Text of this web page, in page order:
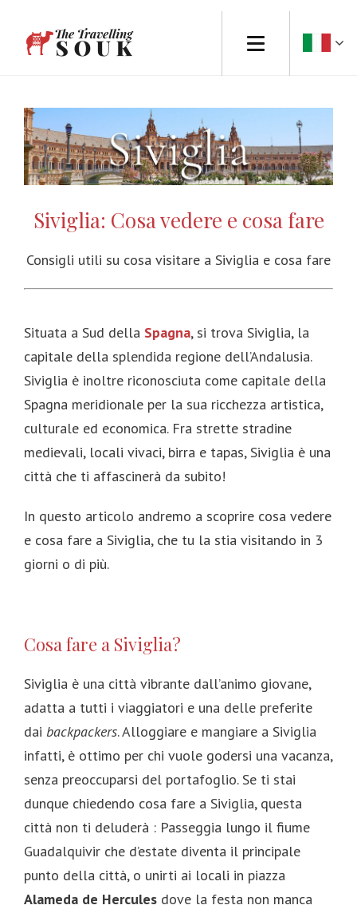
Siviglia: Cosa vedere e cosa fare
Consigli utili su cosa visitare a Siviglia e cosa fare
Situata a Sud della Spagna, si trova Siviglia, la
capitale della splendida regione dell’Andalusia.
Siviglia è inoltre riconosciuta come capitale della
Spagna meridionale per la sua ricchezza artistica,
culturale ed economica. Fra strette stradine
medievali, locali vivaci, birra e tapas, Siviglia è una
città che ti affascinerà da subito!
In questo articolo andremo a scoprire cosa vedere
e cosa fare a Siviglia, che tu la stia visitando in 3
giorni o di più.
Cosa fare a Siviglia?
Siviglia è una città vibrante dall’animo giovane,
adatta a tutti i viaggiatori e una delle preferite
dai backpackers. Alloggiare e mangiare a Siviglia
infatti, è ottimo per chi vuole godersi una vacanza,
senza preoccuparsi del portafoglio. Se ti stai
dunque chiedendo cosa fare a Siviglia, questa
città non ti deluderà : Passeggia lungo il fiume
Guadalquivir che d’estate diventa il principale
punto della città, o unirti ai locali in piazza
Alameda de Hercules dove la festa non manca